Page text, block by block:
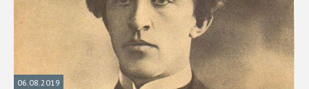
06.08.2019